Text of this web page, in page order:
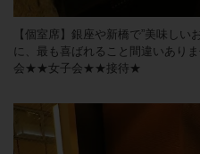
【個室席】銀座や新橋で”美味しい
に、最も喜ばれること間違いあ
会★★女子会★★接待★